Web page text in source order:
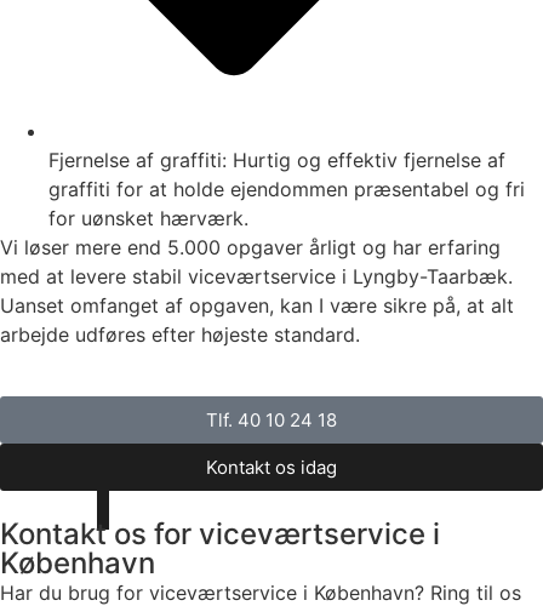
Fjernelse af graffiti: Hurtig og effektiv fjernelse af
graffiti for at holde ejendommen præsentabel og fri
for uønsket hærværk.
Vi løser mere end 5.000 opgaver årligt og har erfaring
med at levere stabil viceværtservice i Lyngby-Taarbæk.
Uanset omfanget af opgaven, kan I være sikre på, at alt
arbejde udføres efter højeste standard.
Tlf. 40 10 24 18
Kontakt os idag
Kontakt os for viceværtservice i
København
Har du brug for viceværtservice i København? Ring til os